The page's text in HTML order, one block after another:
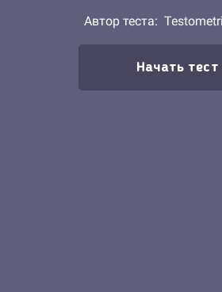
Автор теста:
Начать тест